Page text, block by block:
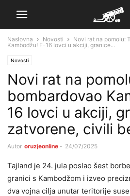
Naslovna Novosti
Novi rat na pomolu:
Kambodžu! F-16 lovci u akciji, granice...
Novosti
Novi rat na
bombardovao
16 lovci u akciji,
zatvorene, civili
Autor oruzjeonline - 24/07/2025
Tajland je 24. jula poslao šest
granici s Kambodžom i izveo
dva vojna cilja unutar teritorije